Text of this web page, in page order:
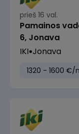
prieš 16 val.
Pamainos
6, Jonava
IKI Jonava
1320 - 1600 €/